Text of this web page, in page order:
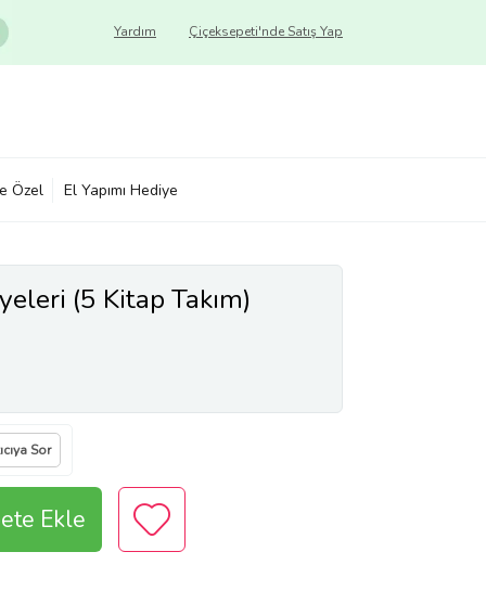
Çiçeksepeti'nde Satış Yap
Yardım
Özel El Yapımı Hediye
(5 Kitap Takım)
Sor
Ekle